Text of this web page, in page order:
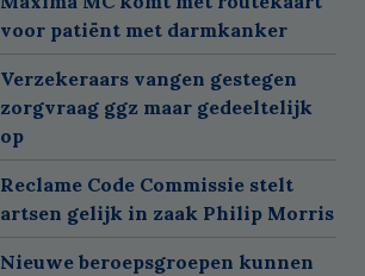
voor patiënt met darmkanker
Verzekeraars vangen gestegen
zorgvraag ggz maar gedeeltelijk
op
Reclame Code Commissie stelt
artsen gelijk in zaak Philip Morris
Nieuwe beroepsgroepen kunnen